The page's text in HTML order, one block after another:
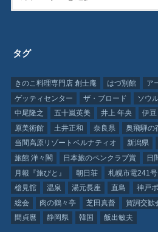
タグ
きのこ料理専門店 創士庵 はづ別館 ア
ゲッティセンター
ザ・ブロード ソウ
中尾隆之
五十嵐英美 井上 年央 伊豆
原美術館
土井正和 奈良県 奥飛騨の
当間高原リゾートベルナティオ
新潟県
旅館 洋々閣
日本旅のペンクラブ賞
日
月報『旅びと』
朝日荘 札幌市電241号
槍見舘
温泉 湯元長座 直島 神戸
総会
肉の鶴々亭 芝田真督 賀詞交歓
間貞麿
静岡県 韓国 飯出敏夫